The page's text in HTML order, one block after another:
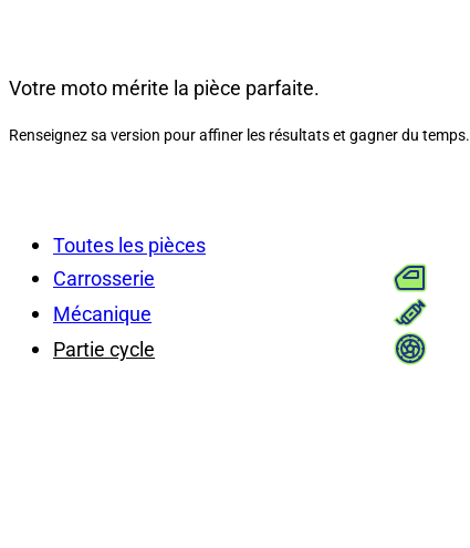
Votre moto mérite la pièce parfaite.
Renseignez sa version pour affiner les résultats et gagner du temps.
Toutes les pièces
Carrosserie
Mécanique
Partie cycle